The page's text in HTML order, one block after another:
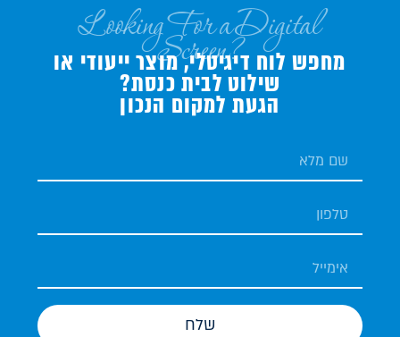
Looking For a Digital
Screen?
מחפש לוח דיגיטלי, מוצר ייעודי או
שילוט לבית כנסת?
הגעת למקום הנכון
שלח